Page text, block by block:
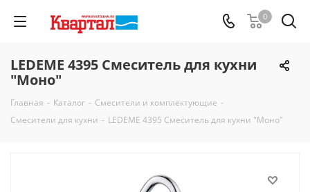
0
LEDEME 4395 Смеситель для кухни
"Моно"
Главная - Каталог - Смесители и комплектующие -
Смесители для кухни - LEDEME 4395 Смеситель для кухни "Моно"